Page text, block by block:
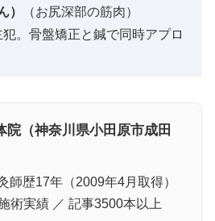
）
（お尻深部の筋肉）
。骨盤矯正と鍼で同時アプロ
院（神奈川県小田原市成田
師歴17年（2009年4月取得）
術実績 ／ 記事3500本以上